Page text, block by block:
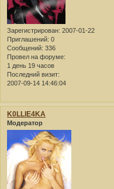
Зарегистрирован: 2007-01-22
Приглашений: 0
Сообщений: 336
Провел на форуме:
1 день 19 часов
Последний визит:
2007-09-14 14:46:04
K0LLlE4KA
Модератор